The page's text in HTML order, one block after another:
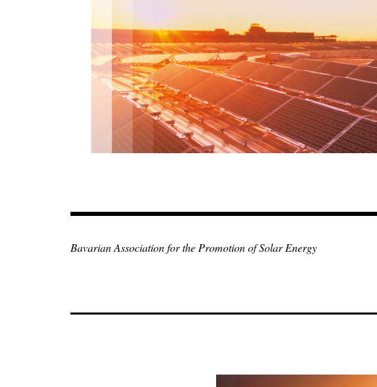
Bavarian Association for the Promotion of Solar Energy